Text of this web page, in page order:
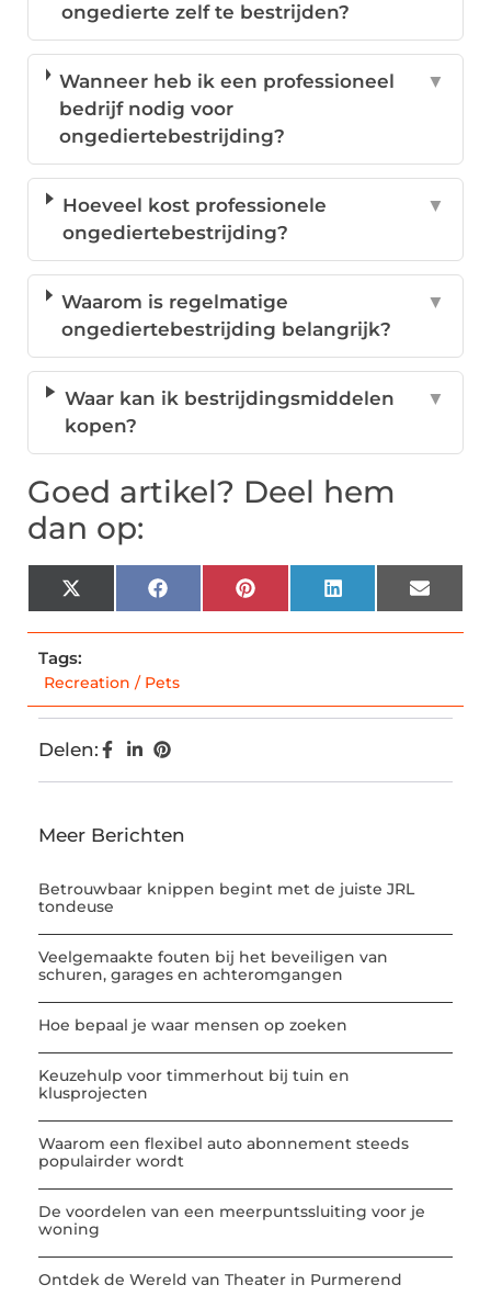
ongedierte zelf te bestrijden?
Wanneer heb ik een professioneel
bedrijf nodig voor
ongediertebestrijding?
▼
Hoeveel kost professionele
ongediertebestrijding?
▼
Waarom is regelmatige
ongediertebestrijding belangrijk?
▼
Waar kan ik bestrijdingsmiddelen
kopen?
▼
Goed artikel? Deel hem
dan op:
X
(Twitter)
FacebookPinterestLinkedInEmail
Tags:
Recreation / Pets
Delen:
Meer Berichten
Betrouwbaar knippen begint met de juiste JRL
tondeuse
Veelgemaakte fouten bij het beveiligen van
schuren, garages en achteromgangen
Hoe bepaal je waar mensen op zoeken
Keuzehulp voor timmerhout bij tuin en
klusprojecten
Waarom een flexibel auto abonnement steeds
populairder wordt
De voordelen van een meerpuntssluiting voor je
woning
Ontdek de Wereld van Theater in Purmerend